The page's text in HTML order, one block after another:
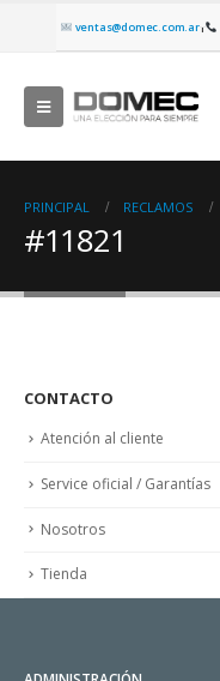
ventas@domec.com.ar|
PRINCIPAL RECLAMOS
#11821
CONTACTO
Atención al cliente
Service oficial / Garantías
Nosotros
Tienda